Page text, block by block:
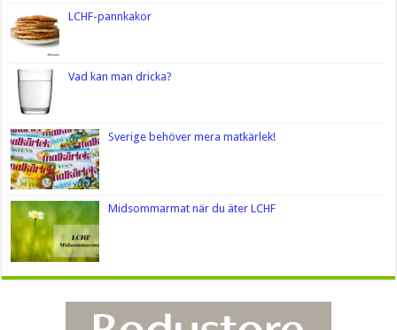
LCHF-pannkakor
Vad kan man dricka?
Sverige behöver mera matkärlek!
Midsommarmat när du äter LCHF